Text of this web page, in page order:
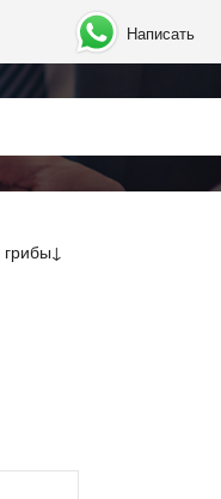
Написать